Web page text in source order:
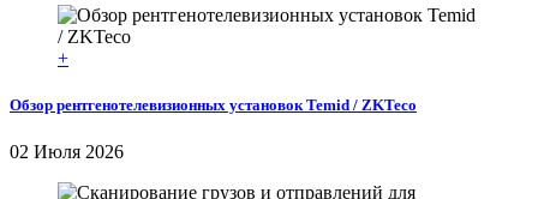
+
Обзор рентгенотелевизионных установок Temid / ZKTeco
02 Июля 2026